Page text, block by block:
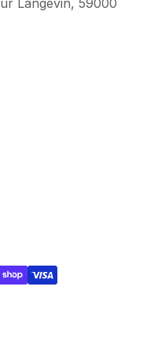
Langevin, 59000